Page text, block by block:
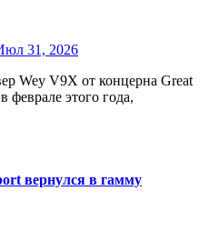
31, 2026
этого года,
вернулся в гамму